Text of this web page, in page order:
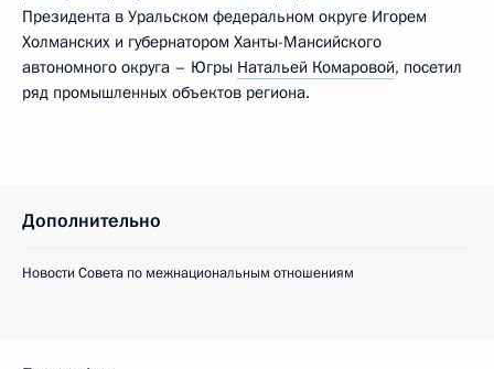
Президента в Уральском федеральном округе Игорем
Холманских и губернатором Ханты-Мансийского
автономного округа – Югры Натальей Комаровой, посетил
ряд промышленных объектов региона.
Дополнительно
Новости Совета по межнациональным отношениям